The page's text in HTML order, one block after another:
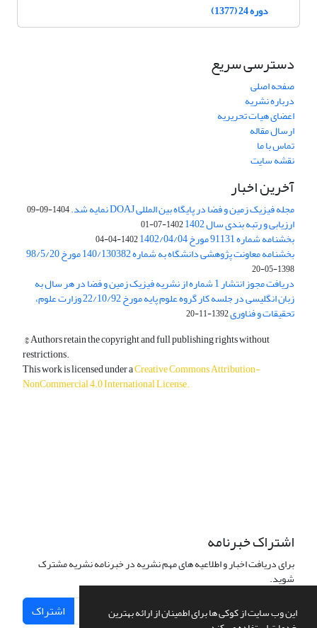
این وب سایت از کوکی ها برای اطمینان از ارائه بهترین
دوره 24 (1377)
دسترسی سریع
صفحه اصلی
درباره نشریه
اعضای هیات تحریریه
ارسال مقاله
تماس با ما
نقشه سایت
آخرین اخبار
مجله فیزیک زمین و فضا در پایگاه بین المللی DOAJ نمایه شد. 1404-09-09
ارزیابی و رتبه بندی سال 1402 1402-07-01
بخشنامه شماره 91131 مورخ 1402/04/04 1402-04-04
بخشنامه معاونت پژوهشی دانشگاه به شماره 140/130382 مورخ 98/5/20
1398-05-20
دریافت مجوز انتشار 1 شماره از نشریه فیزیک زمین و فضا در هر سال به
زبان انگلیسی در جلسه کار گروه علوم پایه مورخ 22/10/92 وزارت علوم،
تحقیقات و فناوری1392-11-20
© Authors retain the copyright and full publishing rights without
restrictions.
This work is licensed under aCreative Commons Attribution-
NonCommercial 4.0 International License.
اشتراک خبرنامه
برای دریافت اخبار و اطلاعیه های مهم نشریه در خبرنامه نشریه مشترک
شوید.
اشتراک